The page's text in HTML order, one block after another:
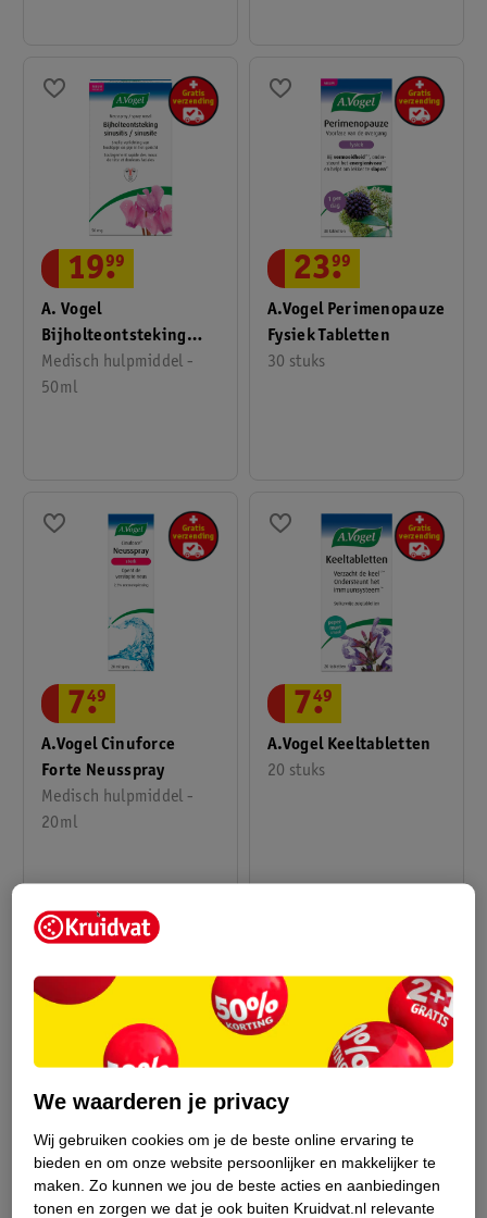
A. Vogel
Bijholteontsteking
Neusspray
Medisch hulpmiddel -
50ml
19.
99
A.Vogel Perimenopauze
Fysiek Tabletten
30 stuks
23.
99
A.Vogel Cinuforce
Forte Neusspray
Medisch hulpmiddel -
20ml
7.
49
A.Vogel Keeltabletten
20 stuks
7.
49
A.Vogel Pollinosan
Hooikoorts
12.
A.Vogel Keelspray
Geneesmiddel - 30ml
11.
We waarderen je privacy
Wij gebruiken cookies om je de beste online ervaring te
bieden en om onze website persoonlijker en makkelijker te
maken. Zo kunnen we jou de beste acties en aanbiedingen
tonen en zorgen we dat je ook buiten Kruidvat.nl relevante